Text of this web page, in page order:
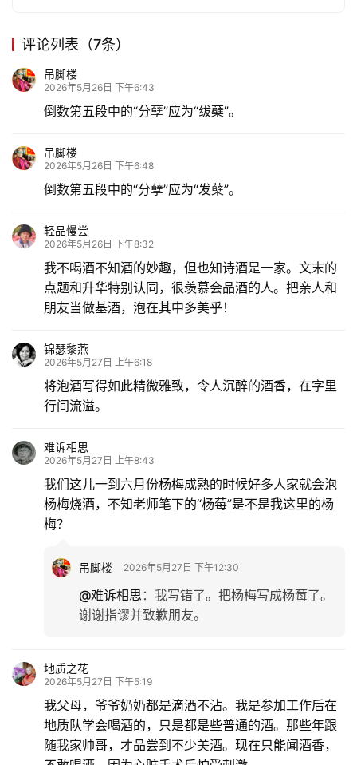
评论列表（7条）
吊脚楼
2026年5月26日 下午6:43
倒数第五段中的“分孽”应为“绂蘗”。
吊脚楼
2026年5月26日 下午6:48
倒数第五段中的“分孽”应为“发蘖”。
轻品慢尝
2026年5月26日 下午8:32
我不喝酒不知酒的妙趣，但也知诗酒是一家。文末的
点题和升华特别认同，很羡慕会品酒的人。把亲人和
朋友当做基酒，泡在其中多美乎！
锦瑟黎燕
2026年5月27日 上午6:18
将泡酒写得如此精微雅致，令人沉醉的酒香，在字里
行间流溢。
难诉相思
2026年5月27日 上午8:43
我们这儿一到六月份杨梅成熟的时候好多人家就会泡
杨梅烧酒，不知老师笔下的“杨莓”是不是我这里的杨
梅？
吊脚楼 2026年5月27日 下午12:30
@难诉相思 ： 我写错了。把杨梅写成杨莓了。
谢谢指谬并致歉朋友。
地质之花
2026年5月27日 下午5:19
我父母，爷爷奶奶都是滴酒不沾。我是参加工作后在
地质队学会喝酒的，只是都是些普通的酒。那些年跟
随我家帅哥，才品尝到不少美酒。现在只能闻酒香，